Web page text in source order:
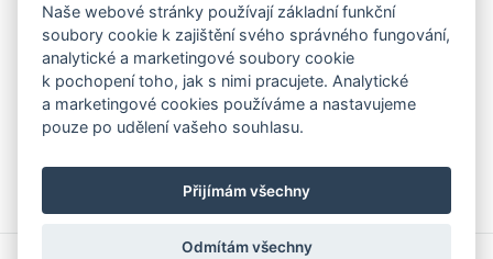
Brně,
Fakulta
architektury
FAKULTA ARCHITEKTURY VUT V BRNĚ
Poříčí 273/5, 639 00 Brno
Telefon: 54114 6600
www.fa.vutbr.cz
info@fa.vutbr.cz
Naše webové stránky používají základní funkční
soubory cookie k zajištění svého správného fungování,
analytické a marketingové soubory cookie
k pochopení toho, jak s nimi pracujete. Analytické
a marketingové cookies používáme a nastavujeme
pouze po udělení vašeho souhlasu.
Přijímám všechny
Odmítám všechny